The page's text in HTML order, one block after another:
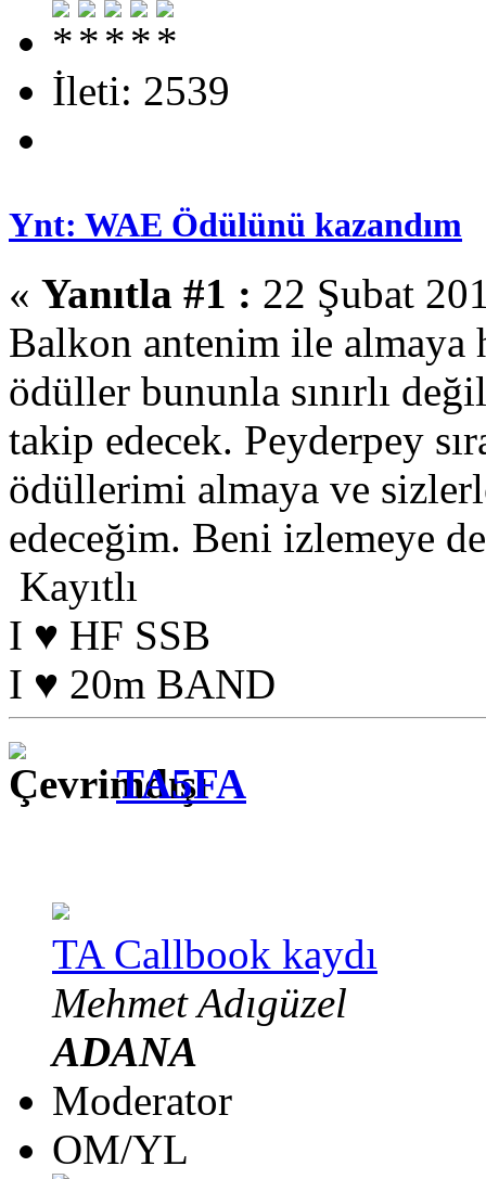
İleti: 2539
Ynt: WAE Ödülünü kazandım
« Yanıtla #1 : 22 Şubat
Balkon antenim ile almaya
ödüller bununla sınırlı
takip edecek. Peyderpey
ödüllerimi almaya ve
edeceğim. Beni izlemeye
Kayıtlı
I ♥ HF SSB
I ♥ 20m BAND
TA5FA
TA Callbook kaydı
Mehmet Adıgüzel
ADANA
Moderator
OM/YL